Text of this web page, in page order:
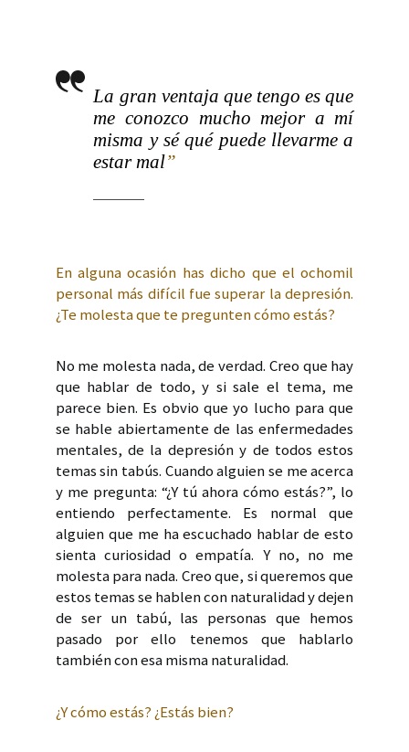
La gran ventaja que tengo es que
me conozco mucho mejor a mí
misma y sé qué puede llevarme a
estar mal”
En alguna ocasión has dicho que el ochomil
personal más difícil fue superar la depresión.
¿Te molesta que te pregunten cómo estás?
No me molesta nada, de verdad. Creo que hay
que hablar de todo, y si sale el tema, me
parece bien. Es obvio que yo lucho para que
se hable abiertamente de las enfermedades
mentales, de la depresión y de todos estos
temas sin tabús. Cuando alguien se me acerca
y me pregunta: “¿Y tú ahora cómo estás?”, lo
entiendo perfectamente. Es normal que
alguien que me ha escuchado hablar de esto
sienta curiosidad o empatía. Y no, no me
molesta para nada. Creo que, si queremos que
estos temas se hablen con naturalidad y dejen
de ser un tabú, las personas que hemos
pasado por ello tenemos que hablarlo
también con esa misma naturalidad.
¿Y cómo estás? ¿Estás bien?